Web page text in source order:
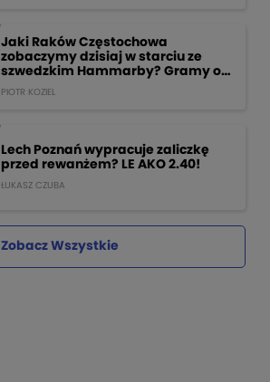
Jaki Raków Częstochowa
zobaczymy dzisiaj w starciu ze
szwedzkim Hammarby? Gramy o
PIOTR KOZIEL
Lech Poznań wypracuje zaliczkę
przed rewanżem? LE AKO 2.40!
ŁUKASZ CZUBA
Zobacz Wszystkie